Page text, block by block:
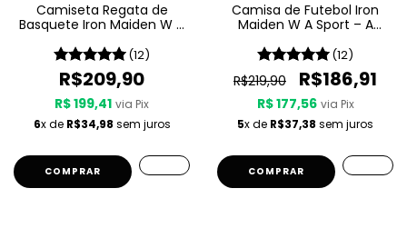
Camiseta Regata de
Basquete Iron Maiden W A
(12)
R$209,90
R$ 199,41 via Pix
6x de R$34,98 sem juros
COMPRAR
Camisa de Futebol Iron
Maiden W A Sport – A
(12)
R$219,90 R$186,91
R$ 177,56 via Pix
5x de R$37,38 sem juros
COMPRAR